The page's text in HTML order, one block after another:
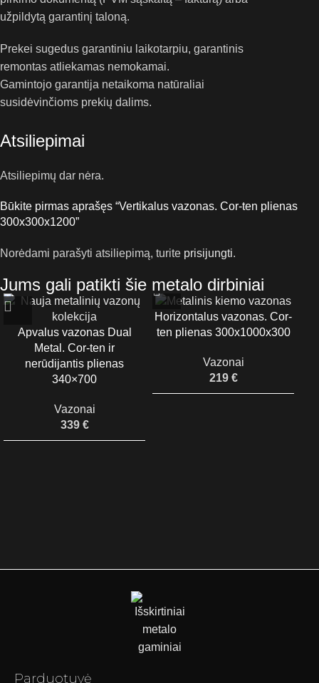
užpildytą garantinį taloną.
Prekei sugedus garantiniu laikotarpiu, garantinis
remontas atliekamas nemokamai.
Gamintojo garantija netaikoma natūraliai
susidėvinčioms prekių dalims.
Atsiliepimai
Atsiliepimų dar nėra.
Būkite pirmas aprašęs “Vertikalus vazonas. Cor-ten plienas
300x300x1200”
Norėdami parašyti atsiliepimą, turite prisijungti.
Jums gali patikti šie metalo dirbiniai
Apvalus vazonas Dual
Metal. Cor-ten ir
nerūdijantis plienas
340×700
Vazonai
339 €
Horizontalus vazonas. Cor-
ten plienas 300x1000x300
Vazonai
219 €
Parduotuvė